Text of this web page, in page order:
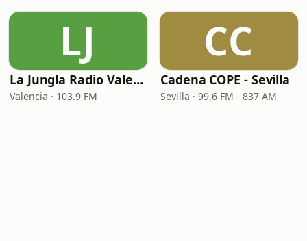
LJ
La Jungla Radio Valencia
Valencia · 103.9 FM
CC
Cadena COPE - Sevilla
Sevilla · 99.6 FM - 837 AM